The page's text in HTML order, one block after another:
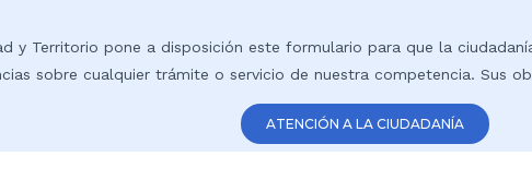
y Territorio pone a disposición este formulario para que la
sobre cualquier trámite o servicio de nuestra competencia. Sus
ATENCIÓN A LA CIUDADANÍA